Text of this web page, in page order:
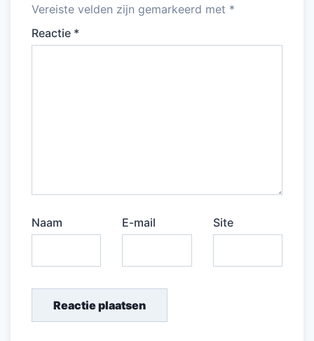
Vereiste velden zijn gemarkeerd met *
Reactie *
Naam E-mail Site